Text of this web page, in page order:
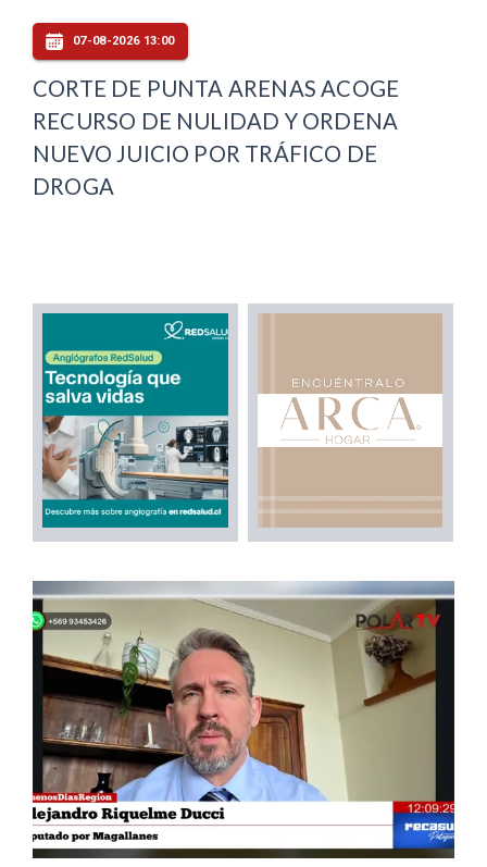
07-08-2026 13:00
CORTE DE PUNTA ARENAS ACOGE
RECURSO DE NULIDAD Y ORDENA
NUEVO JUICIO POR TRÁFICO DE
DROGA